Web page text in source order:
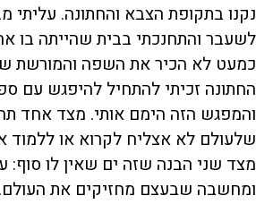
נקנו בתקופת הצבא והחתונה. עליתי
לשעבר והתחנכתי בבית שהייתה בו
כמעט לא הכיר את השפה והמורשת
החתונה זכיתי להתחיל להיפגש עם
והמפגש הזה הימם אותי. מצד אחד
שלעולם לא אצליח לקרוא או ללמוד
מצד שני הבנה שזה ים שאין לו סוף:
ומחשבה שבעצם מחזיקים את העולם.